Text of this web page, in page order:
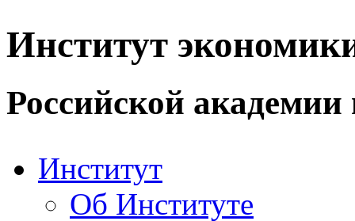
Институт
Российской академии
Институт
Об Институте